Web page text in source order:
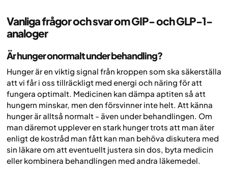
Vanliga frågor och svar om GIP- och GLP-1-
analoger
Är hunger onormalt under behandling?
Hunger är en viktig signal från kroppen som ska säkerställa
att vi får i oss tillräckligt med energi och näring för att
fungera optimalt. Medicinen kan dämpa aptiten så att
hungern minskar, men den försvinner inte helt. Att känna
hunger är alltså normalt - även under behandlingen. Om
man däremot upplever en stark hunger trots att man äter
enligt de kostråd man fått kan man behöva diskutera med
sin läkare om att eventuellt justera sin dos, byta medicin
eller kombinera behandlingen med andra läkemedel.